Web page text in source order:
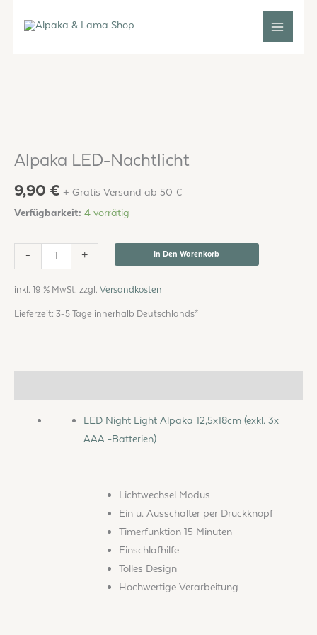
Inhalt
Alpaka LED-Nachtlicht
9,90 € + Gratis Versand ab 50 €
Verfügbarkeit: 4 vorrätig
- + In Den Warenkorb
inkl. 19 % MwSt. zzgl. Versandkosten
Lieferzeit: 3-5 Tage innerhalb Deutschlands*
LED Night Light Alpaka 12,5x18cm (exkl. 3x
AAA -Batterien)
Lichtwechsel Modus
Ein u. Ausschalter per Druckknopf
Timerfunktion 15 Minuten
Einschlafhilfe
Tolles Design
Hochwertige Verarbeitung